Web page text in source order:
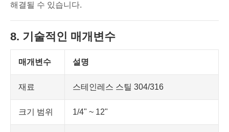
해결될 수 있습니다.
8. 기술적인 매개변수
매개변수 설명
재료 스테인레스 스틸 304/316
크기 범위 1/4" ~ 12"